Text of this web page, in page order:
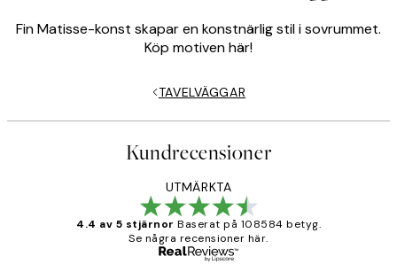
Fin Matisse-konst skapar en konstnärlig stil i sovrummet.
Köp motiven här!
TAVELVÄGGAR
Kundrecensioner
UTMÄRKTA
4.4 av 5 stjärnor Baserat på 108584 betyg.
Se några recensioner här.